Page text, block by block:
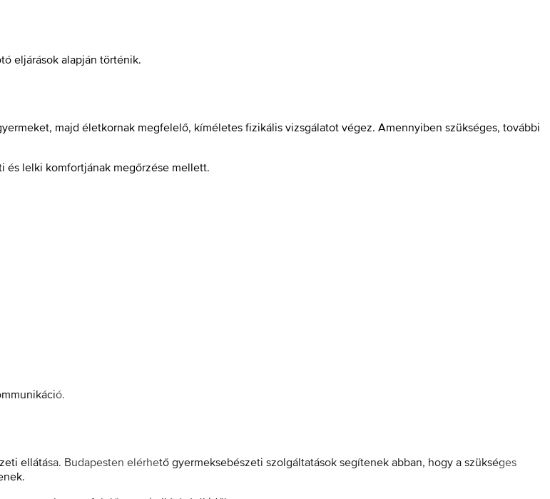
eljárások alapján történik.
majd életkornak megfelelő, kíméletes fizikális vizsgálatot végez. Amennyiben szükséges, további
és lelki komfortjának megőrzése mellett.
ellátása. Budapesten elérhető gyermeksebészeti szolgáltatások segítenek abban, hogy a szükséges